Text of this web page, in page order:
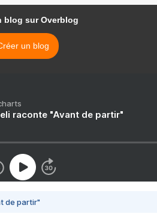
blog sur Overblog
un blog
raconte "Avant de partir"
de partir"